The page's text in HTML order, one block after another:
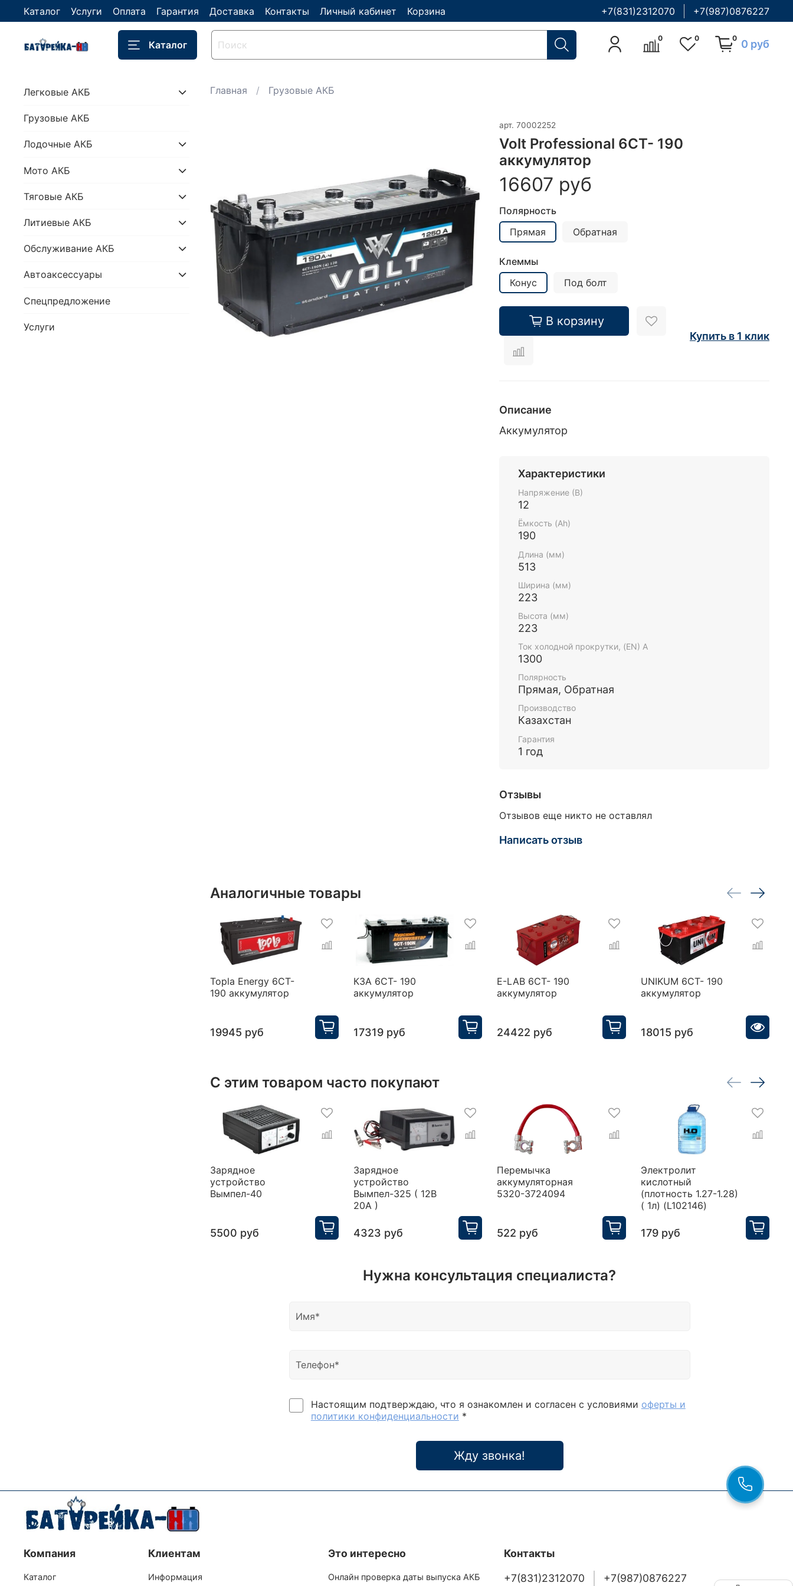
Каталог Услуги Оплата Гарантия Доставка Контакты Личный кабинет Корзина +7(831)2312070 +7(987)0876227
Каталог
0 0 0 0 руб
Главная Грузовые АКБ
арт. 70002252
Volt Professional 6CT- 190
аккумулятор
16607 руб
Полярность
Прямая
Обратная
Клеммы
Конус
Под болт
В корзину
Купить в 1 клик
Описание
Аккумулятор
Характеристики
Напряжение (В)
12
Ёмкость (Ah)
190
Длина (мм)
513
Ширина (мм)
223
Высота (мм)
223
Ток холодной прокрутки, (EN) А
1300
Полярность
Прямая, Обратная
Производство
Казахстан
Гарантия
1 год
Отзывы
Отзывов еще никто не оставлял
Написать отзыв
Аналогичные товары
Topla Energy 6CT-
190 аккумулятор
19945 руб
КЗА 6СТ- 190
аккумулятор
17319 руб
E-LAB 6СТ- 190
аккумулятор
24422 руб
UNIKUM 6СТ- 190
аккумулятор
18015 руб
С этим товаром часто покупают
Зарядное
устройство
Вымпел-40
5500 руб
Зарядное
устройство
Вымпел-325 ( 12В
20А )
4323 руб
Перемычка
аккумуляторная
5320-3724094
522 руб
Электролит
кислотный
(плотность 1.27-1.28)
( 1л) (L102146)
179 руб
Нужна консультация специалиста?
Настоящим подтверждаю, что я ознакомлен и согласен с условиями оферты и
политики конфиденциальности *
Жду звонка!
Легковые АКБ
Грузовые АКБ
Лодочные АКБ
Мото АКБ
Тяговые АКБ
Литиевые АКБ
Обслуживание АКБ
Автоаксессуары
Спецпредложение
Услуги
Компания
Каталог
Клиентам
Информация
Это интересно
Онлайн проверка даты выпуска АКБ
Контакты
+7(831)2312070
+7(987)0876227